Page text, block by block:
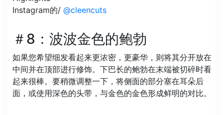
Instagram的/ @cleencuts
＃8：波波金色的鲍勃
如果您希望细发看起来更浓密，更豪华，则将其分开放在
中间并在顶部进行修饰。下巴长的鲍勃在末端被切碎时看
起来很棒。要稍微调整一下，将侧面的部分塞在耳朵后
面，或使用深色的头带，与金色的金色形成鲜明的对比。